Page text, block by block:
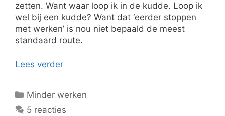
zetten. Want waar loop ik in de kudde. Loop ik
wel bij een kudde? Want dat ‘eerder stoppen
met werken’ is nou niet bepaald de meest
standaard route.
Lees verder
Categorieën
Minder werken
5 reacties